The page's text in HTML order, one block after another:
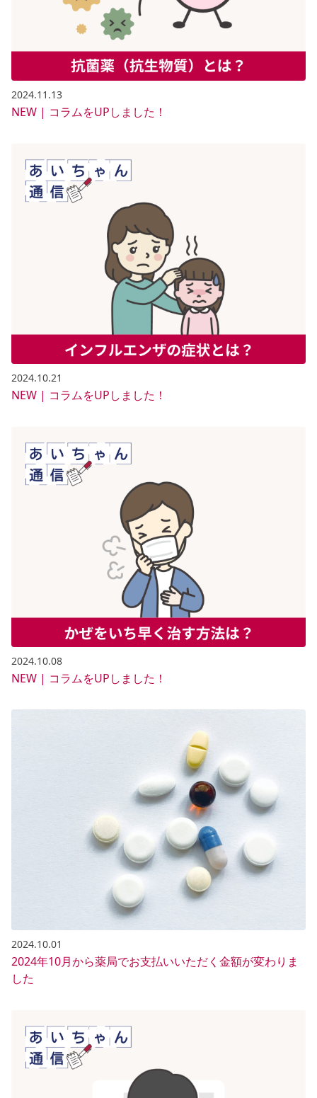
2024.11.13
NEW | コラムをUPしました！
2024.10.21
NEW | コラムをUPしました！
2024.10.08
NEW | コラムをUPしました！
2024.10.01
2024年10月から薬局でお支払いいただく金額が変わりま
した